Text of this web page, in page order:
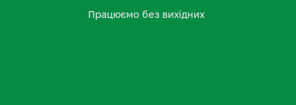
Працюємо без вихідних